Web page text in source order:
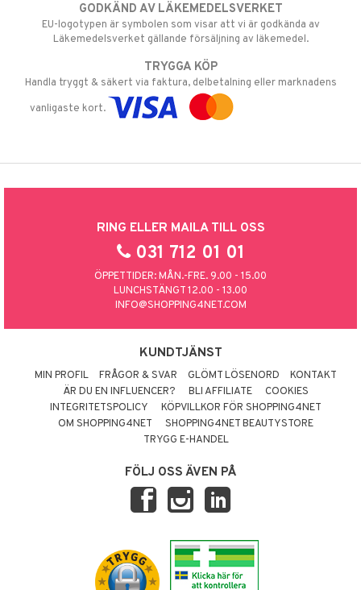
GODKÄND AV LÄKEMEDELSVERKET
EU-logotypen är symbolen som visar att vi är godkända av
Läkemedelsverket gällande försäljning av läkemedel.
TRYGGA KÖP
Handla tryggt & säkert via faktura, delbetalning eller marknadens
vanligaste kort.
RING ELLER MAILA TILL OSS
031 712 01 01
ÖPPETTIDER: MÅN.-FRE. 9.00 - 15.00
LUNCHSTÄNGT 12.00 - 13.00
INFO@SHOPPING4NET.COM
KUNDTJÄNST
MIN PROFIL FRÅGOR & SVAR GLÖMT LÖSENORD
KONTAKT
ÄR DU EN INFLUENCER?
BLI AFFILIATE
COOKIES
INTEGRITETSPOLICY
KÖPVILLKOR FÖR SHOPPING4NET
OM SHOPPING4NET
SHOPPING4NET BEAUTYSTORE
TRYGG E-HANDEL
FÖLJ OSS ÄVEN PÅ